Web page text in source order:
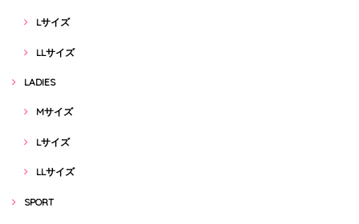
Lサイズ
LLサイズ
LADIES
Mサイズ
Lサイズ
LLサイズ
SPORT